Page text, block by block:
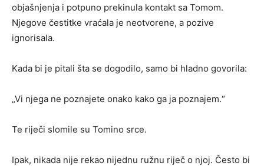
objašnjenja i potpuno prekinula kontakt sa Tomom.
Njegove čestitke vraćala je neotvorene, a pozive
ignorisala.
Kada bi je pitali šta se dogodilo, samo bi hladno govorila:
„Vi njega ne poznajete onako kako ga ja poznajem.“
Te riječi slomile su Tomino srce.
Ipak, nikada nije rekao nijednu ružnu riječ o njoj. Često bi